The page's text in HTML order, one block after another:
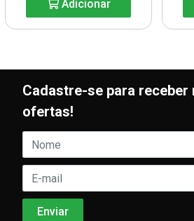
Adicionar
Cadastre-se para receber
ofertas!